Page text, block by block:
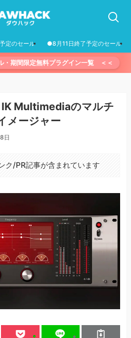
定のセール ●8月11日終了予定のセール
・期間限定無料プラグイン一覧 ＜＜
IK Multimediaのマルチ
メージャー
日
ク/PR記事が含まれています